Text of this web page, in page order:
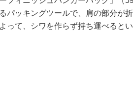
パッキングツールで、肩の部分が
って、シワを作らず持ち運べるとい